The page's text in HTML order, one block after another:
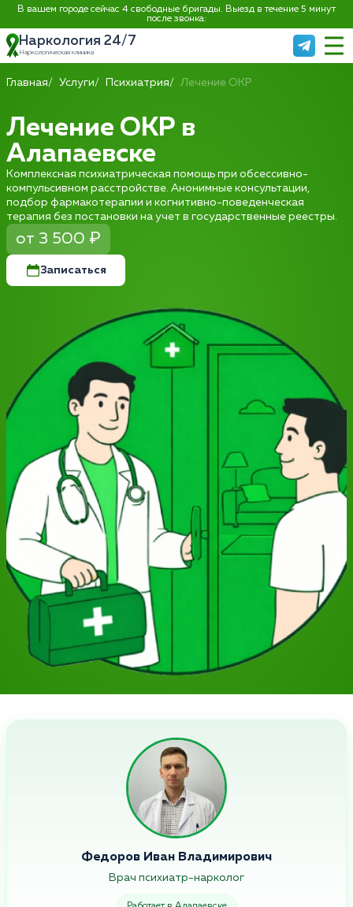
В вашем городе сейчас 4 свободные бригады. Выезд в течение 5 минут
после звонка:
Наркология 24/7
Наркологическая клиника
Главная Услуги Психиатрия Лечение ОКР
Лечение ОКР в
Алапаевске
Комплексная психиатрическая помощь при обсессивно-
компульсивном расстройстве. Анонимные консультации,
подбор фармакотерапии и когнитивно-поведенческая
терапия без постановки на учет в государственные реестры.
от 3 500 ₽
Записаться
Федоров Иван Владимирович
Врач психиатр-нарколог